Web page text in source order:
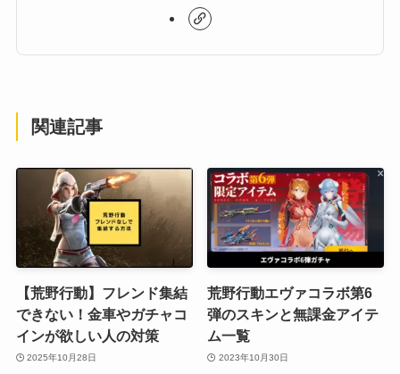
関連記事
【荒野行動】フレンド集結
できない！金車やガチャコ
インが欲しい人の対策
2025年10月28日
荒野行動エヴァコラボ第6
弾のスキンと無課金アイテ
ム一覧
2023年10月30日